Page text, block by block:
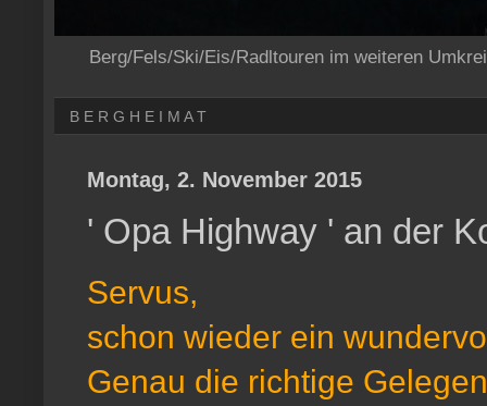
Berg/Fels/Ski/Eis/Radltouren im weiteren
B E R G H E I M A T
Montag, 2. November 2015
' Opa Highway ' an der
Servus,
schon wieder ein
Genau die richtige